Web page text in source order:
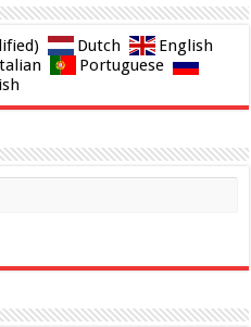
Dutch
English
Portuguese